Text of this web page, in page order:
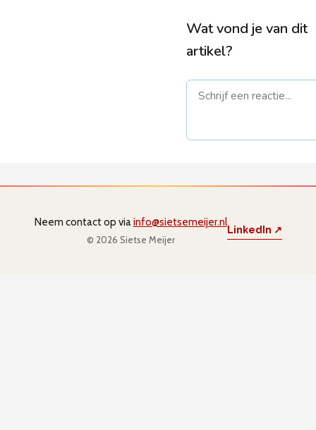
Wat vond je van dit
artikel?
Neem contact op viainfo@sietsemeijer.nl
© 2026 Sietse Meijer
LinkedIn ↗